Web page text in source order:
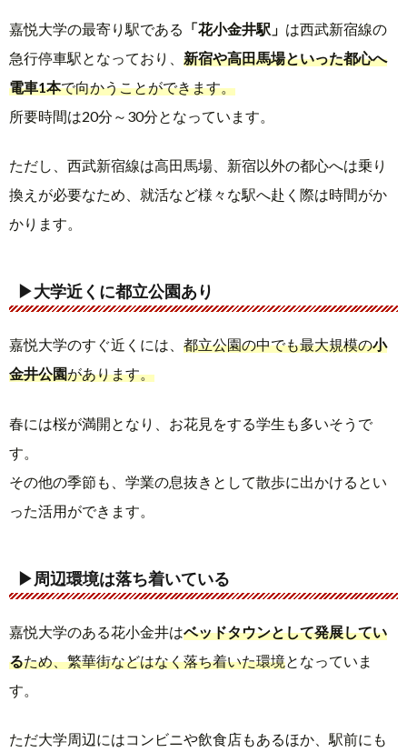
嘉悦大学の最寄り駅である 「花小金井駅」 は西武新宿線の
急行停車駅となっており、 新宿や高田馬場といった都心へ
電車1本で向かうことができます。
所要時間は20分～30分となっています。
ただし、西武新宿線は高田馬場、新宿以外の都心へは乗り
換えが必要なため、就活など様々な駅へ赴く際は時間がか
かります。
▶大学近くに都立公園あり
嘉悦大学のすぐ近くには、 都立公園の中でも最大規模の小
金井公園があります。
春には桜が満開となり、お花見をする学生も多いそうで
す。
その他の季節も、学業の息抜きとして散歩に出かけるとい
った活用ができます。
▶周辺環境は落ち着いている
嘉悦大学のある花小金井はベッドタウンとして発展してい
るため、繁華街などはなく落ち着いた環境となっていま
す。
ただ大学周辺にはコンビニや飲食店もあるほか、駅前にも